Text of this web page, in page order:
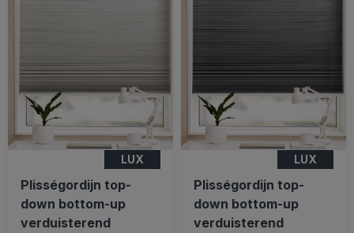
LUX
Plisségordijn top-
down bottom-up
verduisterend
LUX
Plisségordijn top-
down bottom-up
verduisterend